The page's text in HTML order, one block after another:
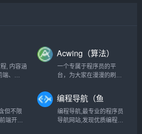
, 内容涵
、
方式为
坚实的
Acwing（算法）
一个专属于程序员的平
台，为大家在漫漫的刷题
答
但不限
端开
编程导航（鱼
皮）
编程导航,最专业的程序员
导航网站,发现优质编程学